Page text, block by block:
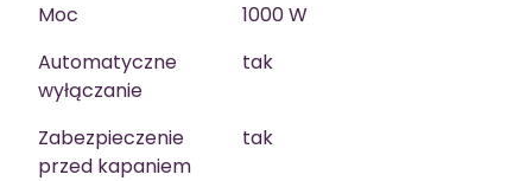
Moc
1000 W
Automatyczne
wyłączanie
tak
Zabezpieczenie
przed kapaniem
tak